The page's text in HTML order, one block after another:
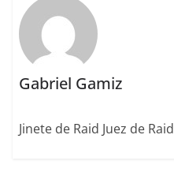
Gabriel Gamiz
Jinete de Raid Juez de Raid